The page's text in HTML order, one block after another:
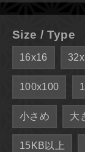
Size / Type
16x16
100x100
小さめ 大
15KB以上